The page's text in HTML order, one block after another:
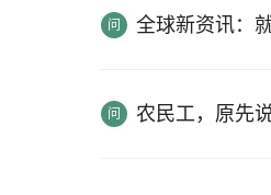
全球新资讯：
农民工，原先